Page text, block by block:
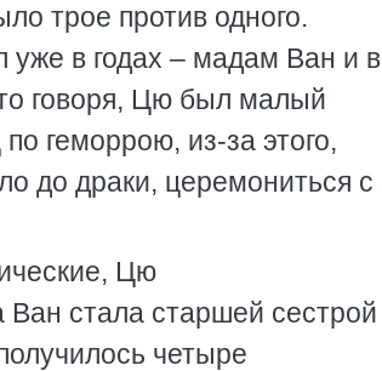
трое против одного.
уже в годах – мадам Ван и в
говоря, Цю был малый
геморрою, из-за этого,
до драки, церемониться с
Цю
Ван стала старшей сестрой
четыре